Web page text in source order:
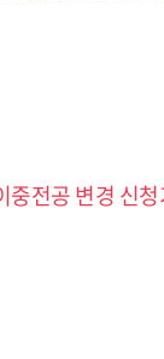
전공 변경 신